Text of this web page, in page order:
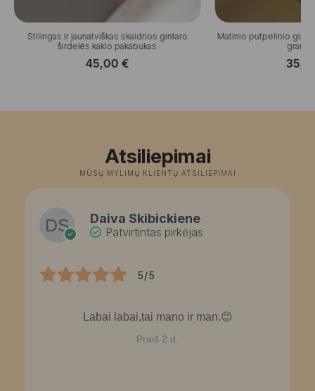
Stilingas ir jaunatviškas skaidrios gintaro
širdelės kaklo pakabukas
45,00 €
Matinio putpelinio
Atsiliepimai
MŪSŲ MYLIMŲ KLIENTŲ ATSILIEPIMAI
Daiva Skibickiene
Patvirtintas pirkėjas
5/5
Labai labai,tai mano ir man.😊
Prieš 2 d.